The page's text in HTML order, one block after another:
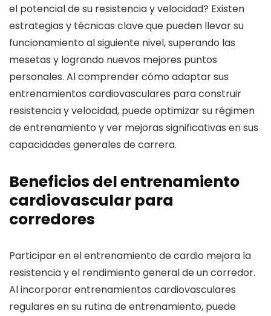
el potencial de su resistencia y velocidad? Existen
estrategias y técnicas clave que pueden llevar su
funcionamiento al siguiente nivel, superando las
mesetas y logrando nuevos mejores puntos
personales. Al comprender cómo adaptar sus
entrenamientos cardiovasculares para construir
resistencia y velocidad, puede optimizar su régimen
de entrenamiento y ver mejoras significativas en sus
capacidades generales de carrera.
Beneficios del entrenamiento
cardiovascular para
corredores
Participar en el entrenamiento de cardio mejora la
resistencia y el rendimiento general de un corredor.
Al incorporar entrenamientos cardiovasculares
regulares en su rutina de entrenamiento, puede